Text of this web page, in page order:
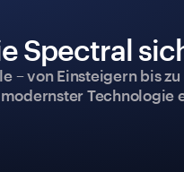
Spectral
– von Einsteigern bis